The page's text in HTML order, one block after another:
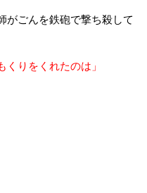
ごんを鉄砲で撃ち殺して
くりをくれたのは」